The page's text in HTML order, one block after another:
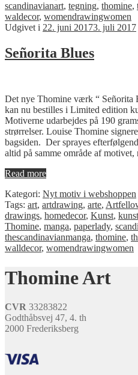
scandinavianart, tegning, thomine,
waldecor, womendrawingwomen
Udgivet i 22. juni 20173. juli 2017
Señorita Blues
Det nye Thomine værk “ Señorita
kan nu bestilles i Limited edition
Motiverne udarbejdes på 190
strørrelser. Louise Thomine
bagsiden. Der sprayes
altid på samme område af
Read more
Kategori: Nyt motiv i webshoppen
Tags: art, artdrawing, arte,
drawings, homedecor, Kunst,
Thomine, manga, paperlady,
thescandinavianmanga, thomine,
walldecor, womendrawingwomen
Thomine Art
CVR 33283822
Godthåbsvej 47, 4. th
2000 Frederiksberg